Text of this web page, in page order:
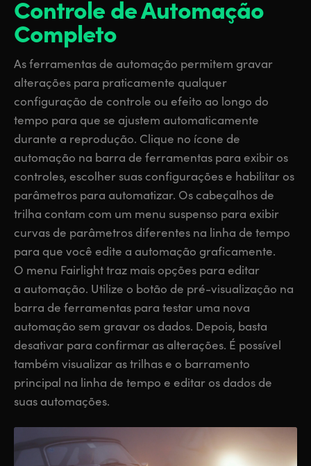
Controle deAutomação
Completo
As ferramentas de automação permitem gravar
alterações para praticamente qualquer
configuração de controle ou efeito ao longo do
tempo para que se ajustem automaticamente
durante a reprodução. Clique no ícone de
automação na barra de ferramentas para exibir os
controles, escolher suas configurações e habilitar os
parâmetros para automatizar. Os cabeçalhos de
trilha contam com um menu suspenso para exibir
curvas de parâmetros diferentes na linha de tempo
para que você edite a automação graficamente.
O menu Fairlight traz mais opções para editar
a automação. Utilize o botão de pré-visualização na
barra de ferramentas para testar uma nova
automação sem gravar os dados. Depois, basta
desativar para confirmar as alterações. É possível
também visualizar as trilhas e o barramento
principal na linha de tempo e editar os dados de
suas automações.